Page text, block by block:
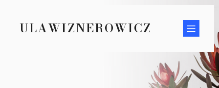
ULAWIZNEROWICZ